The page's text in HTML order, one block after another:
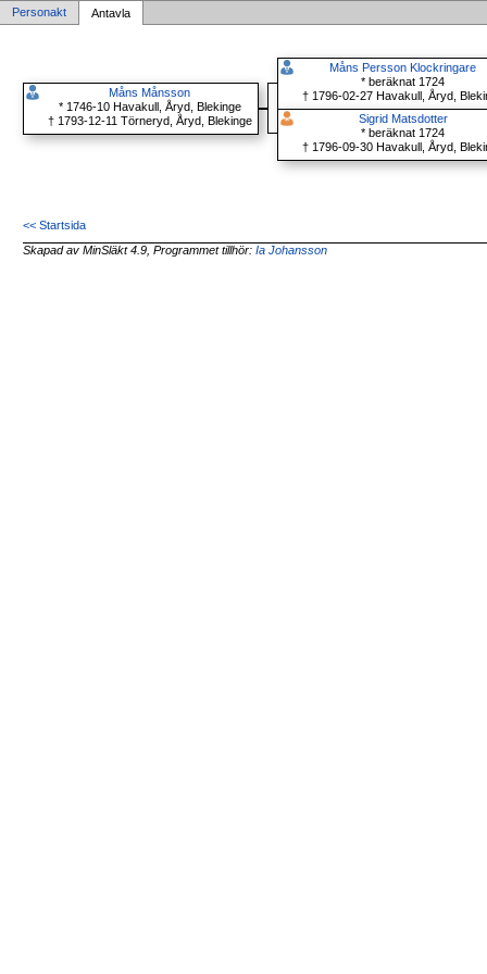
Personakt Antavla
Måns Månsson
* 1746-10 Havakull, Åryd, Blekinge
† 1793-12-11 Törneryd, Åryd, Blekinge
Måns Persson Klockringare
* beräknat 1724
† 1796-02-27 Havakull, Åryd,
Sigrid Matsdotter
* beräknat 1724
† 1796-09-30 Havakull, Åryd,
<< Startsida
Skapad av MinSläkt 4.9, Programmet tillhör:Ia Johansson